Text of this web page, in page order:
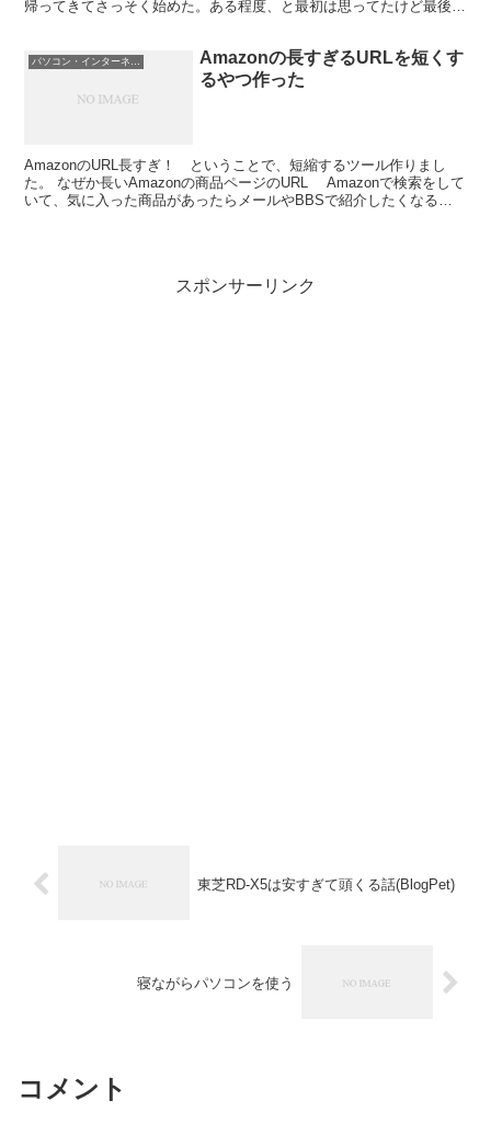
帰ってきてさっそく始めた。ある程度、と最初は思ってたけど最後ま
Amazonの長すぎるURLを短くす
るやつ作った
AmazonのURL長すぎ！ ということで、短縮するツール作りまし
た。 なぜか長いAmazonの商品ページのURL Amazonで検索をして
いて、気に入った商品があったらメールやBBSで紹介したくなるも
スポンサーリンク
東芝RD-X5は安すぎて頭くる話(BlogPet)
寝ながらパソコンを使う
コメント